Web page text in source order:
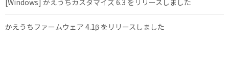
[Windows] かえうちカスタマイズ 6.3 をリリースしました
かえうちファームウェア 4.1β をリリースしました